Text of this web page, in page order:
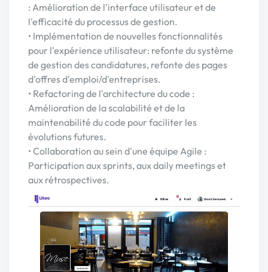
: Amélioration de l'interface utilisateur et de
l'efficacité du processus de gestion.
• Implémentation de nouvelles fonctionnalités
pour l'expérience utilisateur: refonte du système
de gestion des candidatures, refonte des pages
d'offres d'emploi/d'entreprises.
• Refactoring de l'architecture du code :
Amélioration de la scalabilité et de la
maintenabilité du code pour faciliter les
évolutions futures.
• Collaboration au sein d'une équipe Agile :
Participation aux sprints, aux daily meetings et
aux rétrospectives.